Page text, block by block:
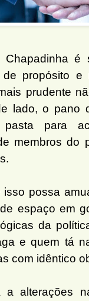
é
de propósito
prudente
lado, o pano
pasta para
membros do
isso possa
espaço em
da
e quem tá
com idêntico
alterações